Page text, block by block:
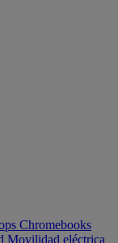
Chromebooks
Movilidad eléctrica